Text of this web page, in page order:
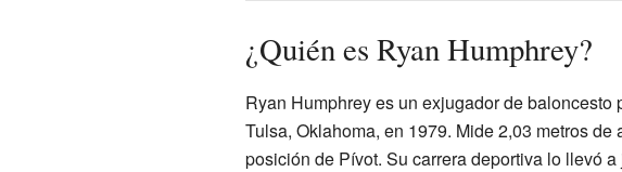
¿Quién es Ryan Humphrey?
Ryan Humphrey es un exjugador de baloncesto
Tulsa, Oklahoma, en 1979. Mide 2,03 metros de
posición de Pívot. Su carrera deportiva lo llevó